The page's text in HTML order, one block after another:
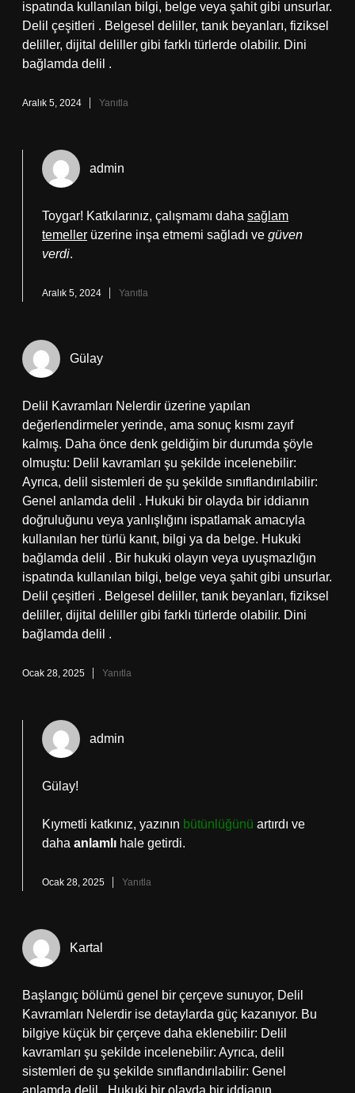
ispatında kullanılan bilgi, belge veya şahit gibi unsurlar.
Delil çeşitleri . Belgesel deliller, tanık beyanları, fiziksel
deliller, dijital deliller gibi farklı türlerde olabilir. Dini
bağlamda delil .
Aralık 5, 2024 Yanıtla
admin
Toygar! Katkılarınız, çalışmamı daha sağlam
temeller üzerine inşa etmemi sağladı ve güven
verdi.
Aralık 5, 2024 Yanıtla
Gülay
Delil Kavramları Nelerdir üzerine yapılan
değerlendirmeler yerinde, ama sonuç kısmı zayıf
kalmış. Daha önce denk geldiğim bir durumda şöyle
olmuştu: Delil kavramları şu şekilde incelenebilir:
Ayrıca, delil sistemleri de şu şekilde sınıflandırılabilir:
Genel anlamda delil . Hukuki bir olayda bir iddianın
doğruluğunu veya yanlışlığını ispatlamak amacıyla
kullanılan her türlü kanıt, bilgi ya da belge. Hukuki
bağlamda delil . Bir hukuki olayın veya uyuşmazlığın
ispatında kullanılan bilgi, belge veya şahit gibi unsurlar.
Delil çeşitleri . Belgesel deliller, tanık beyanları, fiziksel
deliller, dijital deliller gibi farklı türlerde olabilir. Dini
bağlamda delil .
Ocak 28, 2025 Yanıtla
admin
Gülay!
Kıymetli katkınız, yazının bütünlüğünü artırdı ve
daha anlamlı hale getirdi.
Ocak 28, 2025 Yanıtla
Kartal
Başlangıç bölümü genel bir çerçeve sunuyor, Delil
Kavramları Nelerdir ise detaylarda güç kazanıyor. Bu
bilgiye küçük bir çerçeve daha eklenebilir: Delil
kavramları şu şekilde incelenebilir: Ayrıca, delil
sistemleri de şu şekilde sınıflandırılabilir: Genel
anlamda delil . Hukuki bir olayda bir iddianın